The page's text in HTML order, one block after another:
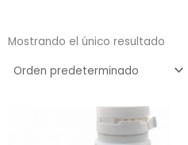
Mostrando el único resultado